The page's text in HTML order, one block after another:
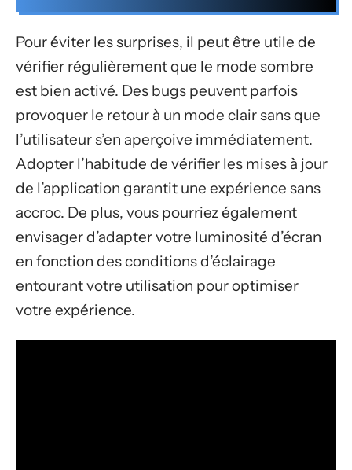
Pour éviter les surprises, il peut être utile de
vérifier régulièrement que le mode sombre
est bien activé. Des bugs peuvent parfois
provoquer le retour à un mode clair sans que
l’utilisateur s’en aperçoive immédiatement.
Adopter l’habitude de vérifier les mises à jour
de l’application garantit une expérience sans
accroc. De plus, vous pourriez également
envisager d’adapter votre luminosité d’écran
en fonction des conditions d’éclairage
entourant votre utilisation pour optimiser
votre expérience.